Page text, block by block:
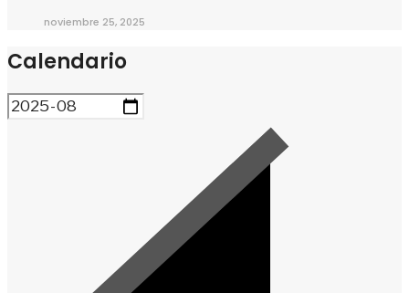
noviembre 25, 2025
Calendario